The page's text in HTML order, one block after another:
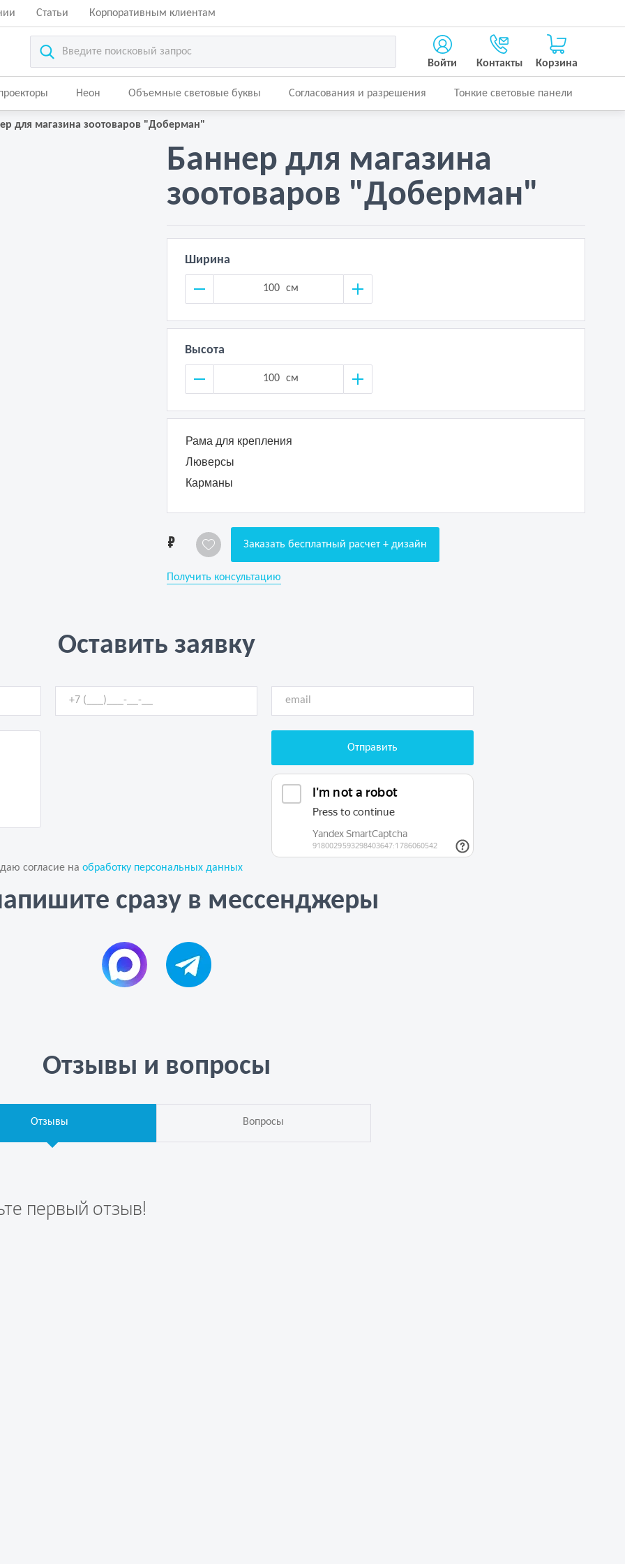
Статьи Корпоративным клиентам
Войти Контакты Корзина
Неон Объемные световые буквы Согласования и разрешения Тонкие световые панели
для магазина зоотоваров "Доберман"
Баннер для магазина
зоотоваров "Доберман"
Ширина
см
Высота
см
Рама для крепления
Люверсы
Карманы
1 Заказать бесплатный расчет + дизайн
Получить консультацию
Оставить заявку
согласие на обработку персональных данных
сразу в мессенджеры
Отзывы и вопросы
Отзывы Вопросы
первый отзыв!
вопрос первым!